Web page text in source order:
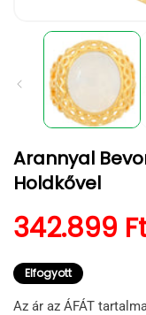
médiafájl
megnyitása
modális
párbeszédpanelen
Arannyal
Holdkővel
Normál ár
342.899
Elfogyott
Az ár az ÁFÁT